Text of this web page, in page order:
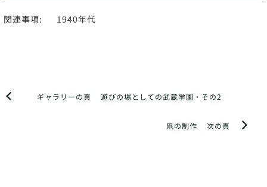
関連事項: 1940年代
ギャラリーの頁 遊びの場としての武蔵学園・その2
次の頁
凧の制作